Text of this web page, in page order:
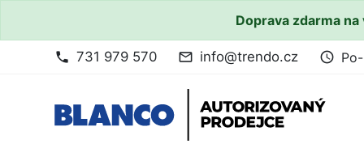
Doprava zdarma
phone 731 979 570 mail_outline info@trendo.cz access_time